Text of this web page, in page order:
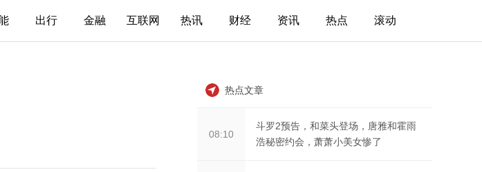
出行 金融 互联网 热讯 财经 资讯 热点 滚动
热点文章
08:10
斗罗2预告，和菜头登场，唐雅和霍雨
浩秘密约会，萧萧小美女惨了